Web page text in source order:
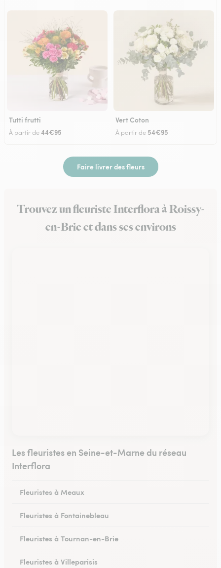
Tutti frutti
À partir de44€95
Vert Coton
À partir de 54€95
Faire livrer des fleurs
Trouvez un fleuriste Interflora à Roissy-
en-Brie et dans ses environs
Les fleuristes en Seine-et-Marne du réseau
Interflora
Fleuristes à Meaux
Fleuristes à Fontainebleau
Fleuristes à Tournan-en-Brie
Fleuristes à Villeparisis